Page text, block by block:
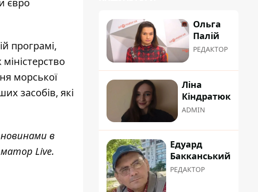
євро
програмі,
морської
засобів, які
в
Live.
Ольга
Палій
РЕДАКТОР
Ліна
Кіндратюк
ADMIN
Едуард
Бакканський
РЕДАКТОР